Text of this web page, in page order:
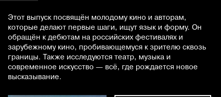
Этот выпуск посвящён молодому кино и авторам,
которые делают первые шаги, ищут язык и форму. Он
обращён к дебютам на российских фестивалях и
зарубежному кино, пробивающемуся к зрителю сквозь
границы. Также исследуются театр, музыка и
современное искусство — всё, где рождается новое
высказывание.